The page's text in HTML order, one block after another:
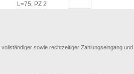
L=75, PZ 2
vollständiger sowie rechtzeitiger Zahlungseingang